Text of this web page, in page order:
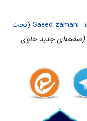
‏
Saeed zamani
(بحث
(صفحه‌ای جدید حاوی